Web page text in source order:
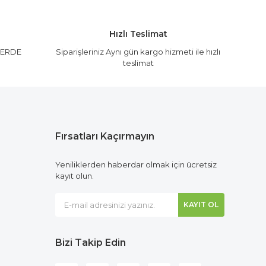
Hızlı Teslimat
Siparişleriniz Aynı gün kargo hizmeti ile hızlı
teslimat
Fırsatları Kaçırmayın
Yeniliklerden haberdar olmak için ücretsiz
kayıt olun.
KAYIT OL
Bizi Takip Edin